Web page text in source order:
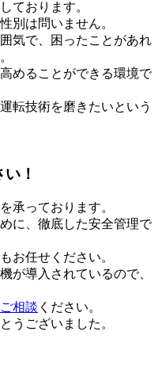
ております。
別は問いません。
気で、困ったことがあれ
めることができる環境で
転技術を磨きたいという
！
承っております。
に、徹底した安全管理で
お任せください。
が導入されているので、
ご相談 ください。
うございました。